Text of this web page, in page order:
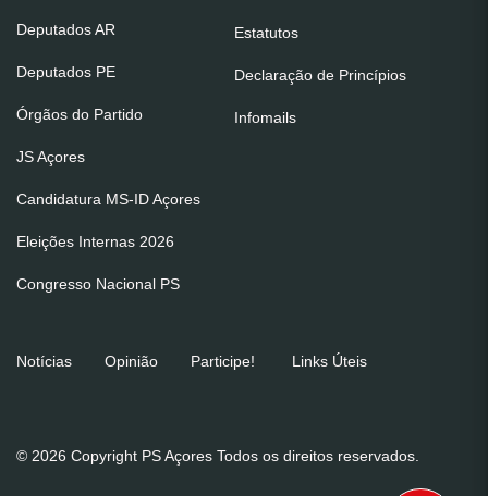
Deputados AR
Deputados PE
Órgãos do Partido
JS Açores
Candidatura MS-ID Açores
Eleições Internas 2026
Congresso Nacional PS
Estatutos
Declaração de Princípios
Infomails
Notícias Opinião Participe! Links Úteis
© 2026 Copyright PS Açores Todos os direitos reservados.